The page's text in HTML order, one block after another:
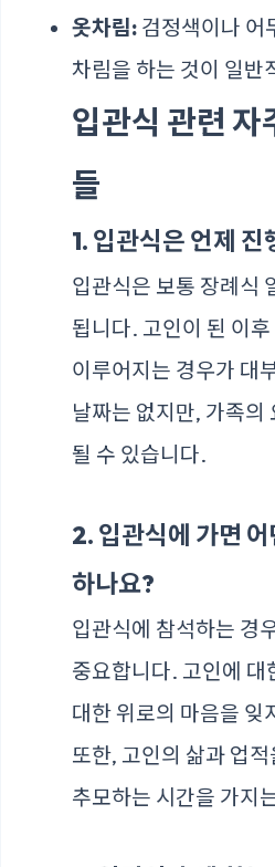
옷차림: 검정색이나 어
차림을 하는 것이 일반
입관식 관련 자
들
1. 입관식은 언제 진
입관식은 보통 장례식
됩니다. 고인이 된 이후
이루어지는 경우가 대
날짜는 없지만, 가족의
될 수 있습니다.
2. 입관식에 가면
하나요?
입관식에 참석하는 경
중요합니다. 고인에 대
대한 위로의 마음을 잊
또한, 고인의 삶과 업
추모하는 시간을 가지